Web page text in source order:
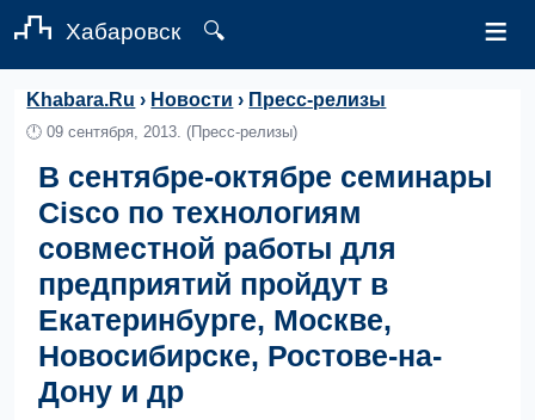
Хабаровск 🔍 ≡
Khabara.Ru › Новости › Пресс-релизы
🕛09 сентября, 2013. (Пресс-релизы)
В сентябре-октябре семинары
Cisco по технологиям
совместной работы для
предприятий пройдут в
Екатеринбурге, Москве,
Новосибирске, Ростове-на-
Дону и др